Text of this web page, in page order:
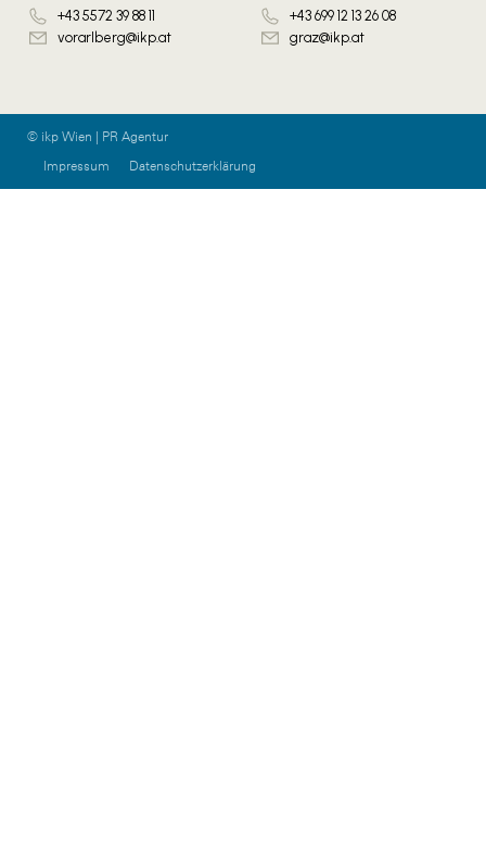
+43 5572 39 88 11
vorarlberg@ikp.at
+43 699 12 13 26 08
graz@ikp.at
© ikp Wien | PR Agentur
Impressum
Datenschutzerklärung